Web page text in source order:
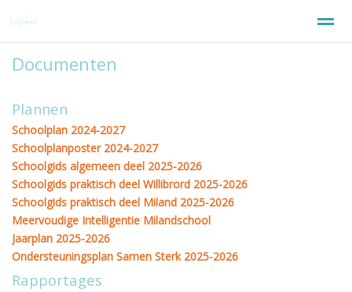
Welkom
Home Zoeken
Documenten
Plannen
Schoolplan 2024-2027
Schoolplanposter 2024-2027
Schoolgids algemeen deel 2025-2026
Schoolgids praktisch deel Willibrord 2025-2026
Schoolgids praktisch deel Miland 2025-2026
Meervoudige Intelligentie Milandschool
Jaarplan 2025-2026
Ondersteuningsplan Samen Sterk 2025-2026
Rapportages